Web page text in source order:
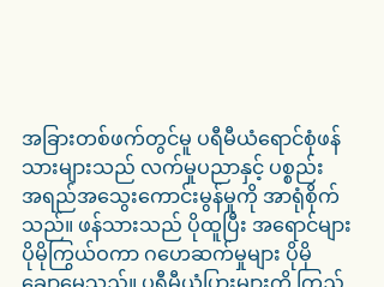
အခြားတစ်ဖက်တွင်မူ ပရီမီယံရောင်စုံဖန်
သားများသည် လက်မှုပညာနှင့် ပစ္စည်း
အရည်အသွေးကောင်းမွန်မှုကို အာရုံစိုက်
သည်။ ဖန်သားသည် ပိုထူပြီး အရောင်များ
ပိုမိုကြွယ်ဝကာ ဂဟေဆက်မှုများ ပိုမို